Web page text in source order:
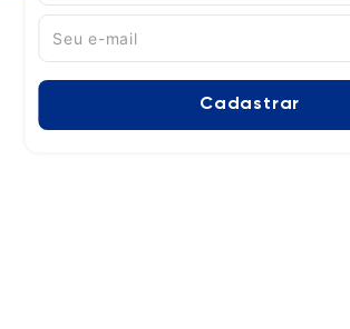
Cadastrar